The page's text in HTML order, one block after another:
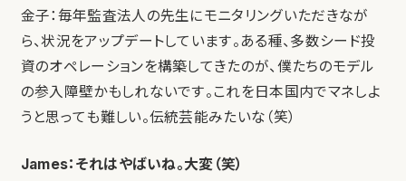
金子：毎年監査法人の先生にモニタリングいただきなが
ら、状況をアップデートしています。ある種、多数シード投
資のオペレーションを構築してきたのが、僕たちのモデル
の参入障壁かもしれないです。これを日本国内でマネしよ
うと思っても難しい。伝統芸能みたいな（笑）
James：それはやばいね。大変（笑）